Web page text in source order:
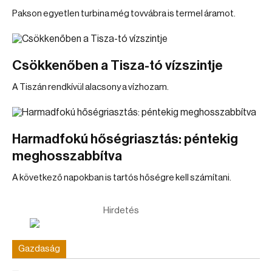
Pakson egyetlen turbina még tovvábra is termel áramot.
Csökkenőben a Tisza-tó vízszintje
A Tiszán rendkívül alacsony a vízhozam.
Harmadfokú hőségriasztás: péntekig
meghosszabbítva
A következő napokban is tartós hőségre kell számítani.
Hirdetés
Gazdaság